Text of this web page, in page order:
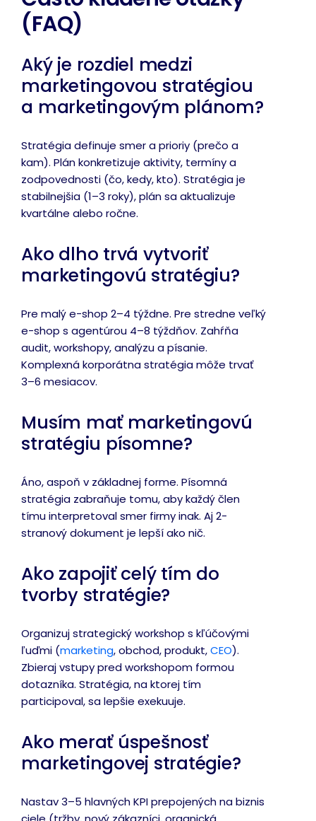
(FAQ)
Aký je rozdiel medzi
marketingovou stratégiou
a marketingovým plánom?
Stratégia definuje smer a prioriy (prečo a
kam). Plán konkretizuje aktivity, termíny a
zodpovednosti (čo, kedy, kto). Stratégia je
stabilnejšia (1–3 roky), plán sa aktualizuje
kvartálne alebo ročne.
Ako dlho trvá vytvoriť
marketingovú stratégiu?
Pre malý e-shop 2–4 týždne. Pre stredne veľký
e-shop s agentúrou 4–8 týždňov. Zahŕňa
audit, workshopy, analýzu a písanie.
Komplexná korporátna stratégia môže trvať
3–6 mesiacov.
Musím mať marketingovú
stratégiu písomne?
Áno, aspoň v základnej forme. Písomná
stratégia zabraňuje tomu, aby každý člen
tímu interpretoval smer firmy inak. Aj 2-
stranový dokument je lepší ako nič.
Ako zapojiť celý tím do
tvorby stratégie?
Organizuj strategický workshop s kľúčovými
ľuďmi (marketing, obchod, produkt,CEO).
Zbieraj vstupy pred workshopom formou
dotazníka. Stratégia, na ktorej tím
participoval, sa lepšie exekuuje.
Ako merať úspešnosť
marketingovej stratégie?
Nastav 3–5 hlavných KPI prepojených na biznis